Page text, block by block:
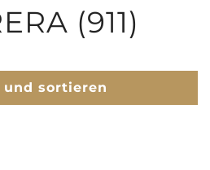
(911)
sortieren